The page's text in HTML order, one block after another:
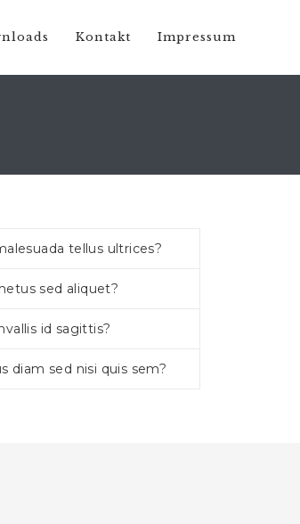
Kontakt Impressum
tellus ultrices?
sed aliquet?
id sagittis?
diam sed nisi quis sem?